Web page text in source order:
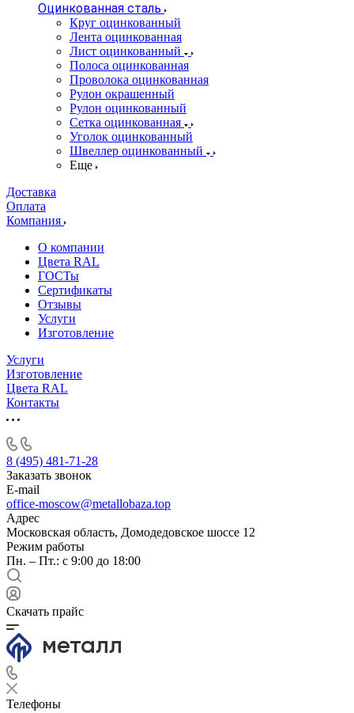
Оцинкованная сталь
Круг оцинкованный
Лента оцинкованная
Лист оцинкованный
Полоса оцинкованная
Проволока оцинкованная
Рулон окрашенный
Рулон оцинкованный
Сетка оцинкованная
Уголок оцинкованный
Швеллер оцинкованный
Еще
Доставка
Оплата
Компания
О компании
Цвета RAL
ГОСТы
Сертификаты
Отзывы
Услуги
Изготовление
Услуги
Изготовление
Цвета RAL
Контакты
8 (495) 481-71-28
Заказать звонок
E-mail
office-moscow@metallobaza.top
Адрес
Московская область, Домодедовское шоссе 12
Режим работы
Пн. – Пт.: с 9:00 до 18:00
Скачать прайс
Телефоны